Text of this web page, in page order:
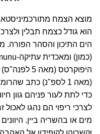
מוצא הצמח
הוא גודל כצמח תבלין
(מאה 1 לספ"נ) כתב
כדי לתת לעור פניהם גוון
לצרכי ריפוי הם נהגו
מים או בהשריה ביין.